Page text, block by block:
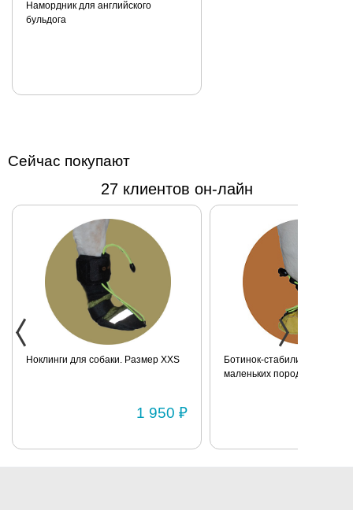
Намордник для английского
бульдога
Сейчас покупают
27 клиентов он-лайн
Ноклинги для собаки. Размер XXS
1 950 ₽
Ботинок-стабилизатор для
маленьких пород для